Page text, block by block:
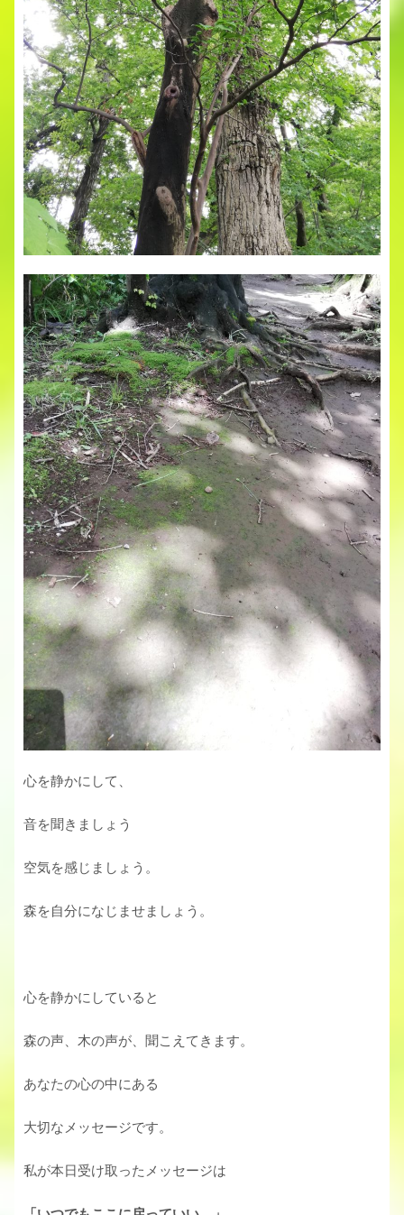
心を静かにして、
音を聞きましょう
空気を感じましょう。
森を自分になじませましょう。
心を静かにしていると
森の声、木の声が、聞こえてきます。
あなたの心の中にある
大切なメッセージです。
私が本日受け取ったメッセージは